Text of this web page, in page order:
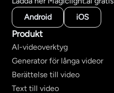
Android
iOS
Produkt
AI-videoverktyg
Generator för långa videor
Berättelse till video
Text till video